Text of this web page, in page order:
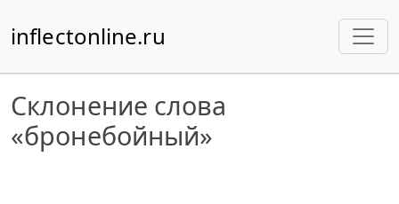
inflectonline.ru
Склонение слова
«бронебойный»